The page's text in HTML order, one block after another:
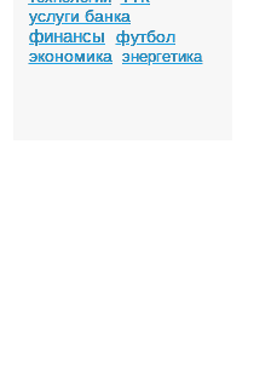
услуги банка
финансы
футбол
экономика
энергетика